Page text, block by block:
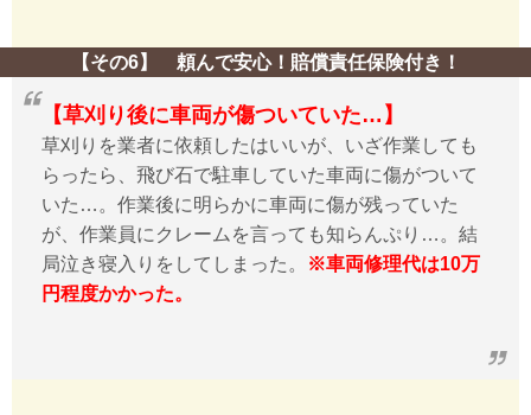
【その6】 頼んで安心！賠償責任保険付き！
【草刈り後に車両が傷ついていた…】
草刈りを業者に依頼したはいいが、いざ作業しても
らったら、飛び石で駐車していた車両に傷がついて
いた…。作業後に明らかに車両に傷が残っていた
が、作業員にクレームを言っても知らんぷり…。結
局泣き寝入りをしてしまった。
※車両修理代は10万
円程度かかった。